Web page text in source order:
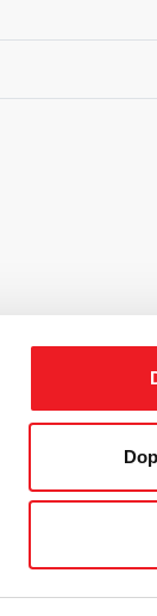
/Web dizajnby THE